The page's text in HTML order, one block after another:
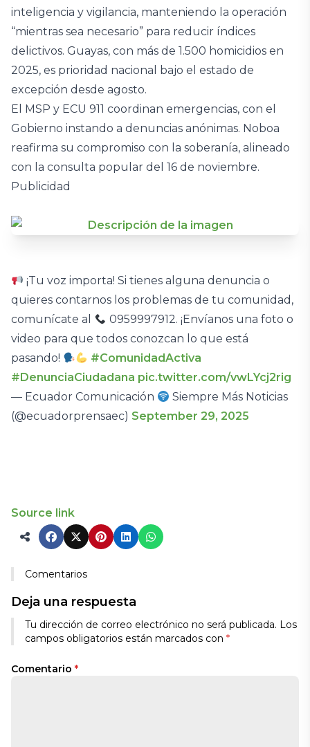
inteligencia y vigilancia, manteniendo la operación
“mientras sea necesario” para reducir índices
delictivos. Guayas, con más de 1.500 homicidios en
2025, es prioridad nacional bajo el estado de
excepción desde agosto.
El MSP y ECU 911 coordinan emergencias, con el
Gobierno instando a denuncias anónimas. Noboa
reafirma su compromiso con la soberanía, alineado
con la consulta popular del 16 de noviembre.
Publicidad
¡Tu voz importa! Si tienes alguna denuncia o
quieres contarnos los problemas de tu comunidad,
comunícate al
0959997912. ¡Envíanos una foto o
video para que todos conozcan lo que está
pasando!
#ComunidadActiva
#DenunciaCiudadana pic.twitter.com/vwLYcj2rig
— Ecuador Comunicación
Siempre Más Noticias
(@ecuadorprensaec) September 29, 2025
Source link
Comentarios
Deja una respuesta
Tu dirección de correo electrónico no será publicada. Los
campos obligatorios están marcados con *
Comentario *
Alternative: